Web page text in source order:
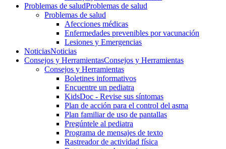
Problemas de saludProblemas de salud
Problemas de salud
Afecciones médicas
Enfermedades prevenibles por vacunación
Lesiones y Emergencias
NoticiasNoticias
Consejos y HerramientasConsejos y Herramientas
Consejos y Herramientas
Boletines informativos
Encuentre un pediatra
KidsDoc - Revise sus síntomas
Plan de acción para el control del asma
Plan familiar de uso de pantallas
Pregúntele al pediatra
Programa de mensajes de texto
Rastre​​ador de activida​d física